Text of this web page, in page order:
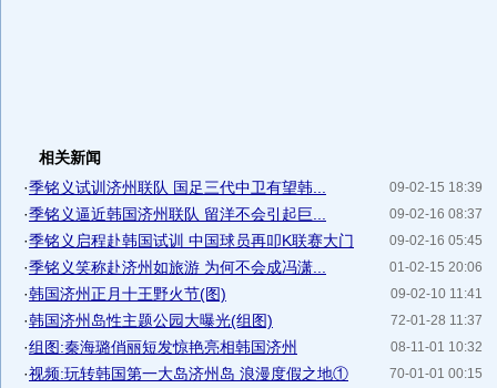
相关新闻
09-02-15 18:39
·季铭义试训济州联队 国足三代中卫有望韩...
09-02-16 08:37
·季铭义逼近韩国济州联队 留洋不会引起巨...
09-02-16 05:45
·季铭义启程赴韩国试训 中国球员再叩K联赛大门
01-02-15 20:06
·季铭义笑称赴济州如旅游 为何不会成冯潇...
09-02-10 11:41
·韩国济州正月十王野火节(图)
72-01-28 11:37
·韩国济州岛性主题公园大曝光(组图)
08-11-01 10:32
·组图:秦海璐俏丽短发惊艳亮相韩国济州
70-01-01 00:15
·视频:玩转韩国第一大岛济州岛 浪漫度假之地①